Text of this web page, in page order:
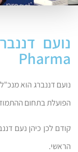
Pharma
נועם דננברג הוא
הפועלת בתחום
קודם לכן כיהן נעם
הראשי.